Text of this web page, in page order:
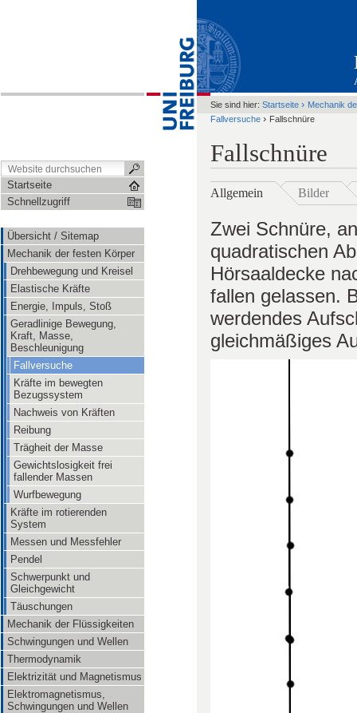
Startseite
Schnellzugriff
Übersicht / Sitemap
Mechanik der festen Körper
Drehbewegung und Kreisel
Elastische Kräfte
Energie, Impuls, Stoß
Geradlinige Bewegung,
Kraft, Masse,
Beschleunigung
Fallversuche
Kräfte im bewegten
Bezugssystem
Nachweis von Kräften
Reibung
Trägheit der Masse
Gewichtslosigkeit frei
fallender Massen
Wurfbewegung
Kräfte im rotierenden
System
Messen und Messfehler
Pendel
Schwerpunkt und
Gleichgewicht
Täuschungen
Mechanik der Flüssigkeiten
Schwingungen und Wellen
Thermodynamik
Elektrizität und Magnetismus
Elektromagnetismus,
Schwingungen und Wellen
Sie sind hier: Startseite › Mechanik
Fallversuche › Fallschnüre
Fallschnüre
Allgemein Bilder
Zwei Schnüre,
quadratischen
Hörsaaldecke
fallen gelassen.
werdendes
gleichmäßiges